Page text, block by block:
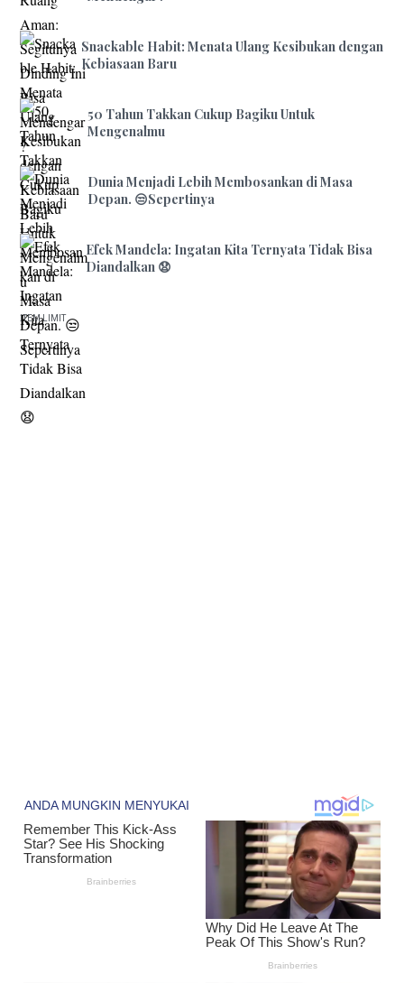
Snackable Habit: Menata Ulang Kesibukan dengan
Kebiasaan Baru
50 Tahun Takkan Cukup Bagiku Untuk
Mengenalmu
Dunia Menjadi Lebih Membosankan di Masa
Depan. 😒Sepertinya
Efek Mandela: Ingatan Kita Ternyata Tidak Bisa
Diandalkan 😧
ITEM LIMIT